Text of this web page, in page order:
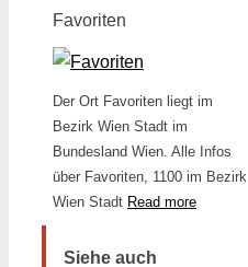
Favoriten
Der Ort Favoriten liegt im
Bezirk Wien Stadt im
Bundesland Wien. Alle Infos
über Favoriten, 1100 im Bezirk
Wien Stadt Read more
Siehe auch